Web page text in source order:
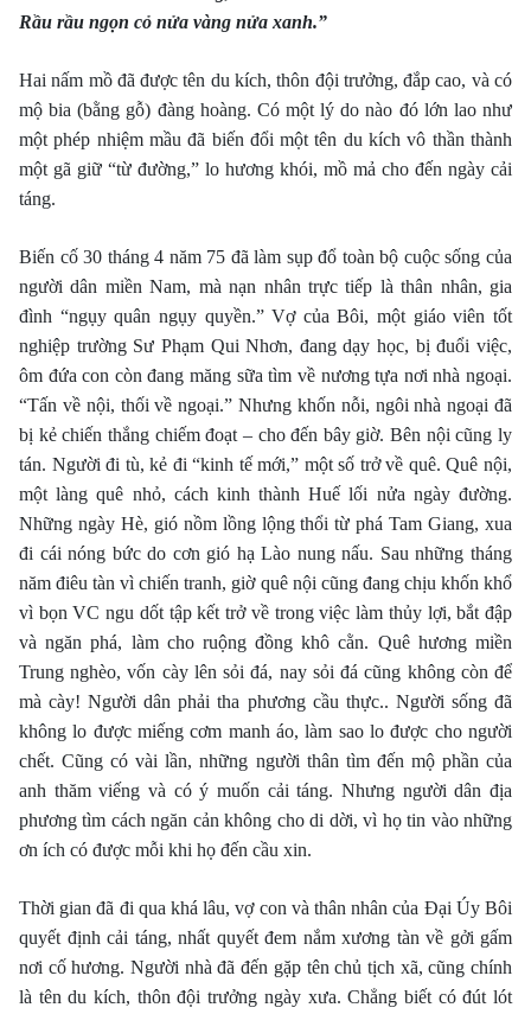
Rầu rầu ngọn cỏ nửa vàng nửa xanh.”
Hai nấm mồ đã được tên du kích, thôn đội trưởng, đắp cao, và có
mộ bia (bằng gỗ) đàng hoàng. Có một lý do nào đó lớn lao như
một phép nhiệm mầu đã biến đổi một tên du kích vô thần thành
một gã giữ “từ đường,” lo hương khói, mồ mả cho đến ngày cải
táng.
Biến cố 30 tháng 4 năm 75 đã làm sụp đổ toàn bộ cuộc sống của
người dân miền Nam, mà nạn nhân trực tiếp là thân nhân, gia
đình “ngụy quân ngụy quyền.” Vợ của Bôi, một giáo viên tốt
nghiệp trường Sư Phạm Qui Nhơn, đang dạy học, bị đuổi việc,
ôm đứa con còn đang măng sữa tìm về nương tựa nơi nhà ngoại.
“Tấn về nội, thối về ngoại.” Nhưng khốn nỗi, ngôi nhà ngoại đã
bị kẻ chiến thắng chiếm đoạt – cho đến bây giờ. Bên nội cũng ly
tán. Người đi tù, kẻ đi “kinh tế mới,” một số trở về quê. Quê nội,
một làng quê nhỏ, cách kinh thành Huế lối nửa ngày đường.
Những ngày Hè, gió nồm lồng lộng thổi từ phá Tam Giang, xua
đi cái nóng bức do cơn gió hạ Lào nung nấu. Sau những tháng
năm điêu tàn vì chiến tranh, giờ quê nội cũng đang chịu khốn khổ
vì bọn VC ngu dốt tập kết trở về trong việc làm thủy lợi, bắt đập
và ngăn phá, làm cho ruộng đồng khô cằn. Quê hương miền
Trung nghèo, vốn cày lên sỏi đá, nay sỏi đá cũng không còn để
mà cày! Người dân phải tha phương cầu thực.. Người sống đã
không lo được miếng cơm manh áo, làm sao lo được cho người
chết. Cũng có vài lần, những người thân tìm đến mộ phần của
anh thăm viếng và có ý muốn cải táng. Nhưng người dân địa
phương tìm cách ngăn cản không cho di dời, vì họ tin vào những
ơn ích có được mỗi khi họ đến cầu xin.
Thời gian đã đi qua khá lâu, vợ con và thân nhân của Ðại Úy Bôi
quyết định cải táng, nhất quyết đem nắm xương tàn về gởi gấm
nơi cố hương. Người nhà đã đến gặp tên chủ tịch xã, cũng chính
là tên du kích, thôn đội trưởng ngày xưa. Chẳng biết có đút lót